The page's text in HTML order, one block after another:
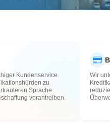
Kundenservice
zu
Sprache
vorantreiben.
Wir